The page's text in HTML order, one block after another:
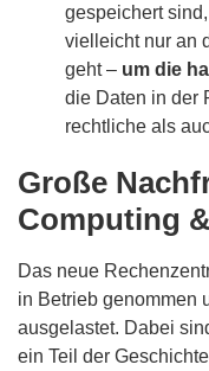
gespeichert
vielleicht nur an
geht – um die
die Daten in der
rechtliche als
Große
Computing
Das neue
in Betrieb genommen
ausgelastet. Dabei
ein Teil der